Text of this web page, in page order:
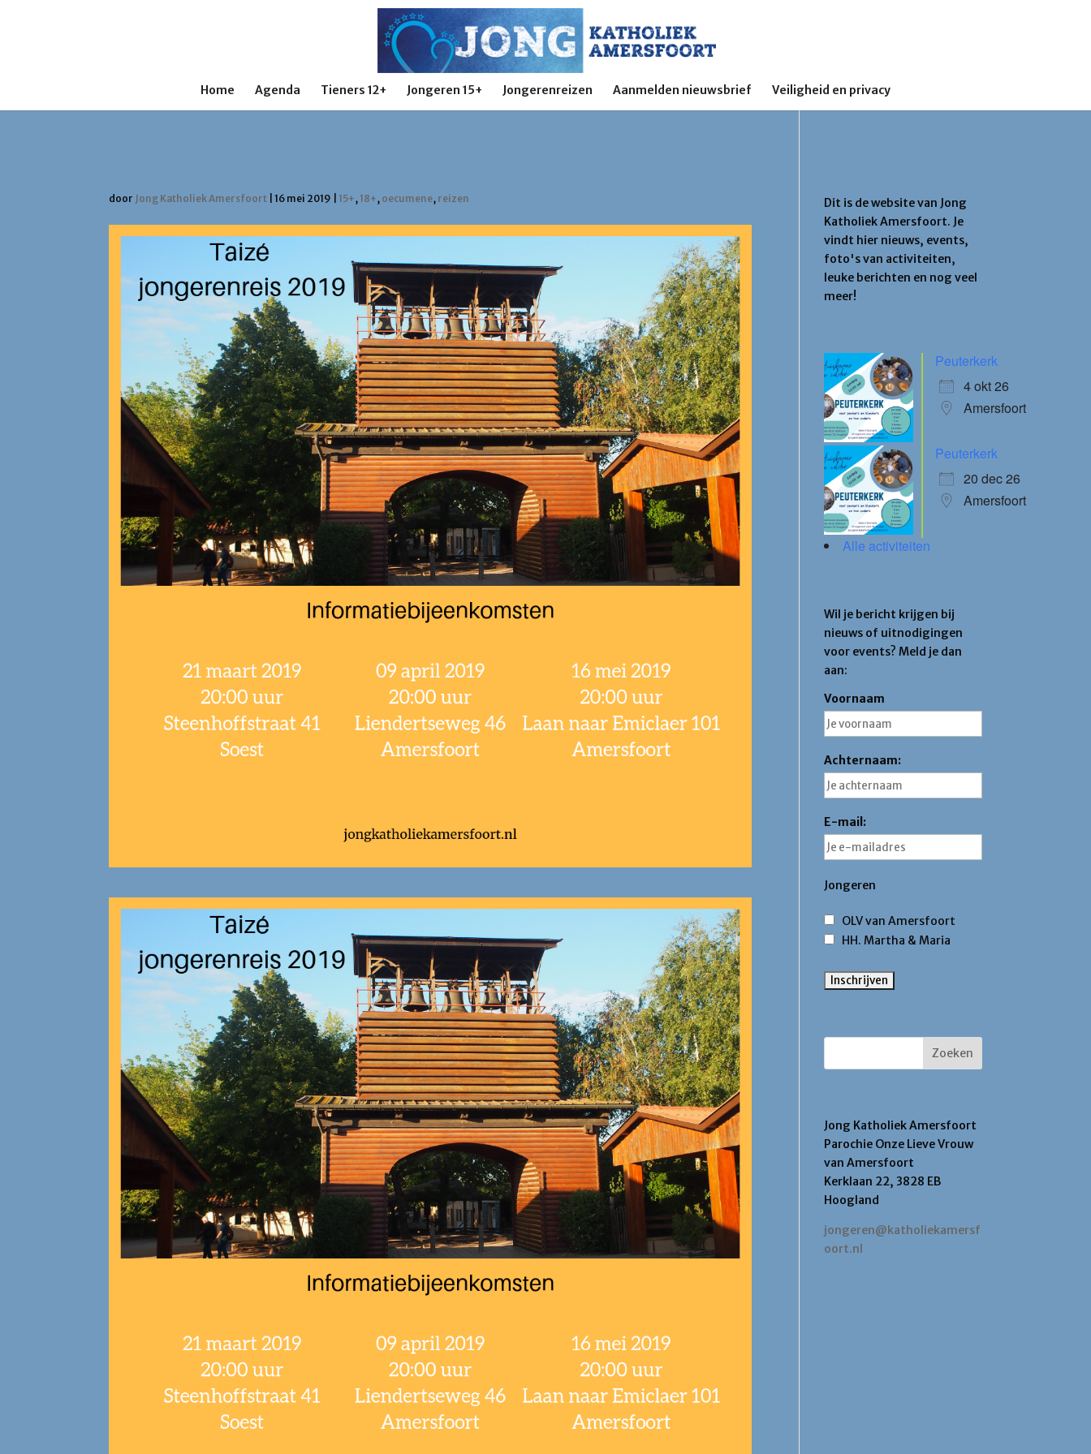
Home Agenda Tieners 12+ Jongeren 15+ Jongerenreizen Aanmelden nieuwsbrief Veiligheid en privacy
door Jong Katholiek Amersfoort |16 mei 2019 |15+,18+, oecumene, reizen
Dit is de website van Jong
Katholiek Amersfoort. Je
vindt hier nieuws, events,
foto's van activiteiten,
leuke berichten en nog veel
meer!
Peuterkerk
4 okt 26
Amersfoort
Peuterkerk
20 dec 26
Amersfoort
Alle activiteiten
Wil je bericht krijgen bij
nieuws of uitnodigingen
voor events? Meld je dan
aan:
Voornaam
Achternaam:
E-mail:
Jongeren
OLV van Amersfoort
HH. Martha & Maria
Jong Katholiek Amersfoort
Parochie Onze Lieve Vrouw
van Amersfoort
Kerklaan 22, 3828 EB
Hoogland
jongeren@katholiekamersf
oort.nl